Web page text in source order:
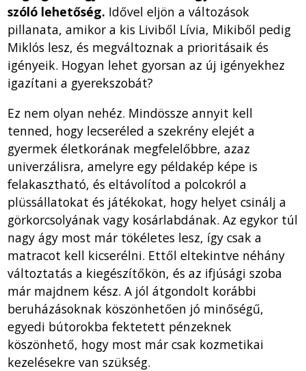
szóló lehetőség. Idővel eljön a változások
pillanata, amikor a kis Liviből Lívia, Mikiből pedig
Miklós lesz, és megváltoznak a prioritásaik és
igényeik. Hogyan lehet gyorsan az új igényekhez
igazítani a gyerekszobát?
Ez nem olyan nehéz. Mindössze annyit kell
tenned, hogy lecseréled a szekrény elejét a
gyermek életkorának megfelelőbbre, azaz
univerzálisra, amelyre egy példakép képe is
felakasztható, és eltávolítod a polcokról a
plüssállatokat és játékokat, hogy helyet csinálj a
görkorcsolyának vagy kosárlabdának. Az egykor túl
nagy ágy most már tökéletes lesz, így csak a
matracot kell kicserélni. Ettől eltekintve néhány
változtatás a kiegészítőkön, és az ifjúsági szoba
már majdnem kész. A jól átgondolt korábbi
beruházásoknak köszönhetően jó minőségű,
egyedi bútorokba fektetett pénzeknek
köszönhető, hogy most már csak kozmetikai
kezelésekre van szükség.